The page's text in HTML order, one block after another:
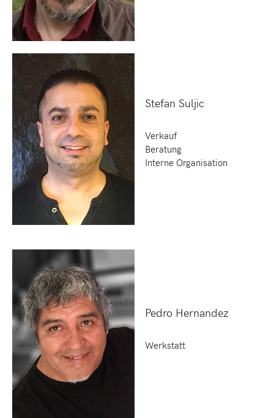
Stefan Suljic
Verkauf
Beratung
Interne Organisation
Pedro Hernandez
Werkstatt